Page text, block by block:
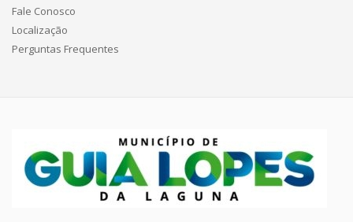
Fale Conosco
Localização
Perguntas Frequentes